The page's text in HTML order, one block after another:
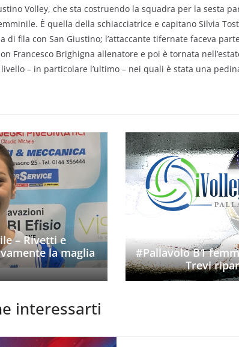
Volley, che sta costruendo la squadra per la sesta
È quella della schiacciatrice e capitano Silvia
di fila con San Giustino; l’attaccante tifernate faceva
Francesco Brighigna allenatore e poi è tornata
– in particolare l’ultimo – nei quali è stata una
– Rivetti e
la maglia
#Pallavolo B1
Trevi
interessarti